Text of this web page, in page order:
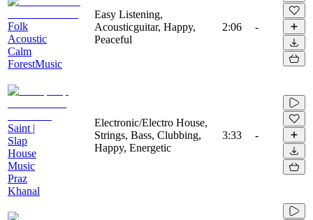
Folk
Acoustic
Calm
ForestMusic
Easy Listening,
Acousticguitar, Happy,
Peaceful
2:06 -
Saint |
Slap
House
Music
Praz
Khanal
Electronic/Electro House,
Strings, Bass, Clubbing,
Happy, Energetic
3:33 -